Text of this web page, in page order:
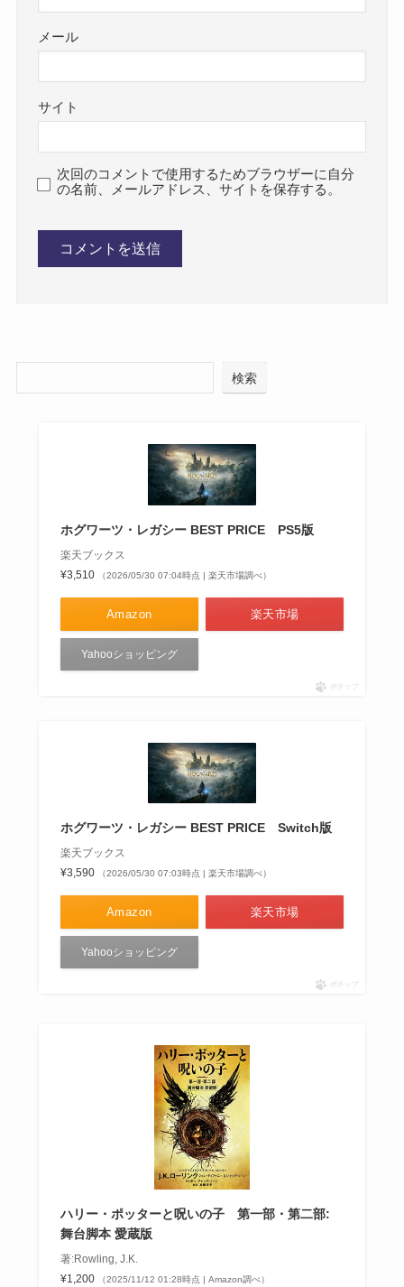
メール
サイト
次回のコメントで使用するためブラウザーに自分
の名前、メールアドレス、サイトを保存する。
検索
ホグワーツ・レガシー BEST PRICE PS5版
楽天ブックス
¥3,510
（2026/05/30 07:04時点 | 楽天市場調べ）
Amazon 楽天市場
Yahooショッピング
ポチップ
ホグワーツ・レガシー BEST PRICE Switch版
楽天ブックス
¥3,590
（2026/05/30 07:03時点 | 楽天市場調べ）
Amazon 楽天市場
Yahooショッピング
ポチップ
ハリー・ポッターと呪いの子 第一部・第二部:
舞台脚本 愛蔵版
著:Rowling, J.K.
¥1,200
（2025/11/12 01:28時点 | Amazon調べ）